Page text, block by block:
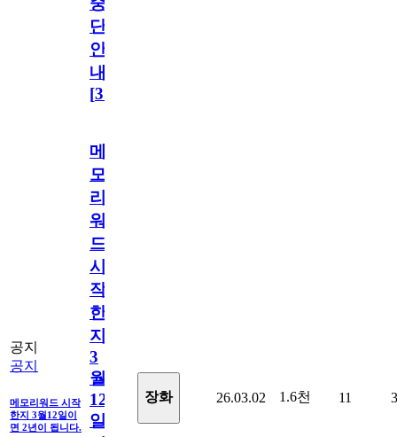
단
안
내
[31
공지
공지
메모리워드 시작
한지 3월12일이
면 2년이 됩니다.
메
모
리
워
드
시
작
한
지
3
월
12
일
장화 26.03.02 1.6천 11 3